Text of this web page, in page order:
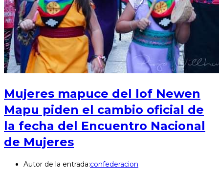
Mujeres mapuce del lof Newen
Mapu piden el cambio oficial de
la fecha del Encuentro Nacional
de Mujeres
Autor de la entrada:confederacion